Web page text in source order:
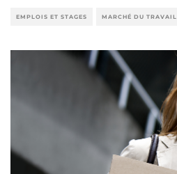
EMPLOIS ET STAGES MARCHÉ DU TRAVAIL